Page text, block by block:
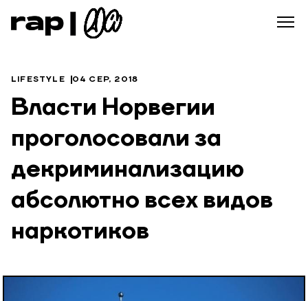
LIFESTYLE 04 СЕР, 2018
Власти Норвегии
проголосовали за
декриминализацию
абсолютно всех видов
наркотиков